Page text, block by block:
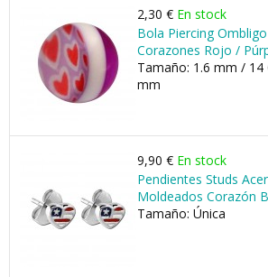
2,30 € En stock
Bola Piercing
Corazones Rojo /
Tamaño: 1.6 mm /
mm
9,90 € En stock
Pendientes Studs
Moldeados Corazón
Tamaño: Única